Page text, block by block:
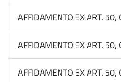
AFFIDAMENTO EX ART. 50,
AFFIDAMENTO EX ART. 50,
AFFIDAMENTO EX ART. 50,